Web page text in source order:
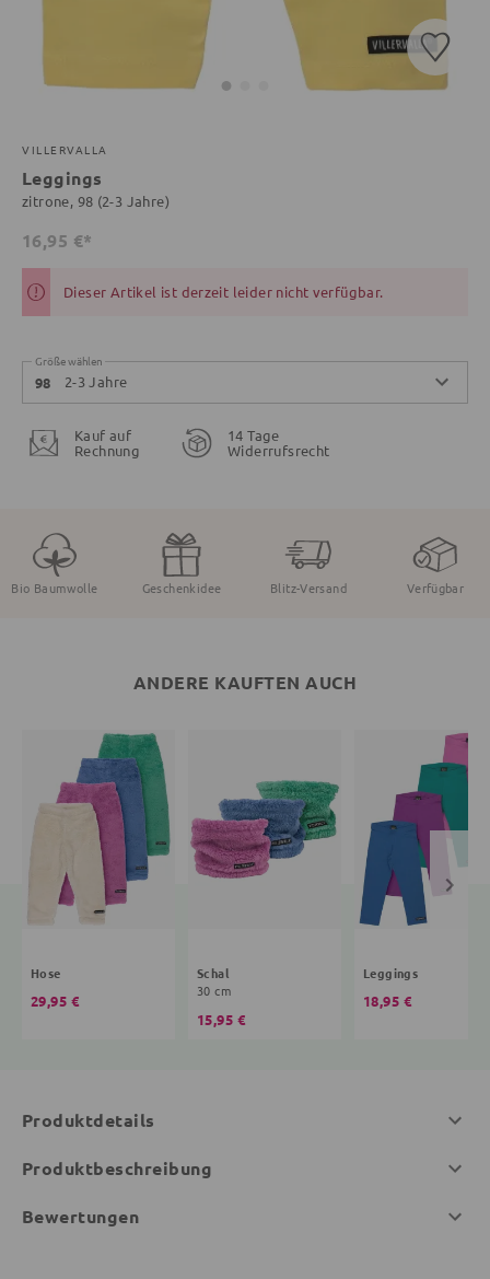
VILLERVALLA
Leggings
zitrone, 98 (2-3 Jahre)
16,95 €*
Dieser Artikel ist derzeit leider nicht verfügbar.
Größe wählen
98 2-3 Jahre
Kauf auf
Rechnung
14 Tage
Widerrufsrecht
Bio Baumwolle Geschenkidee Blitz-Versand Verfügbar
ANDERE KAUFTEN AUCH
Hose
29,95 €
Schal
30 cm
15,95 €
Leggings
18,95 €
Produktdetails
Produktbeschreibung
Bewertungen